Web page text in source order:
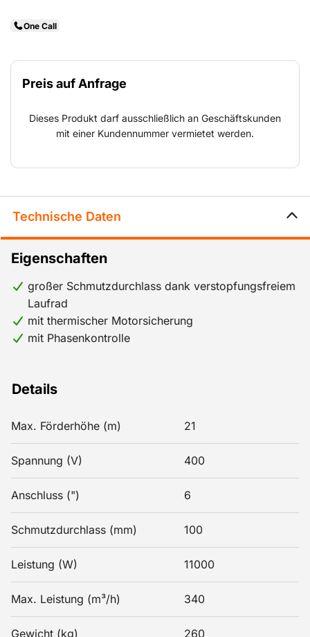
One Call
Preis auf Anfrage
Dieses Produkt darf ausschließlich an Geschäftskunden
mit einer Kundennummer vermietet werden.
Technische Daten
Details
Max. Förderhöhe (m) 21
Spannung (V) 400
Anschluss (") 6
Schmutzdurchlass (mm) 100
Leistung (W) 11000
Max. Leistung (m³/h) 340
Gewicht (kg) 260
Eigenschaften
großer Schmutzdurchlass dank verstopfungsfreiem
Laufrad
mit thermischer Motorsicherung
mit Phasenkontrolle